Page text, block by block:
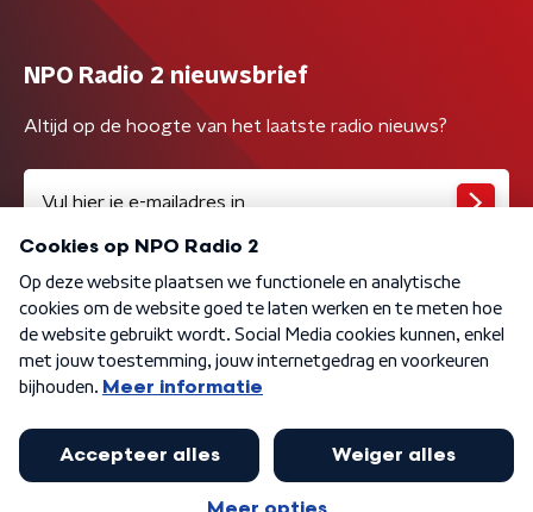
NPO Radio 2 nieuwsbrief
Altijd op de hoogte van het laatste radio nieuws?
Algemene voorwaarden